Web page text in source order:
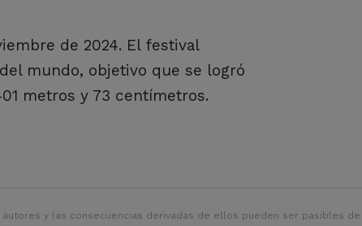
de 2024. El festival
mundo, objetivo que se logró
metros y 73 centímetros.
y las consecuencias derivadas de ellos pueden ser pasibles de